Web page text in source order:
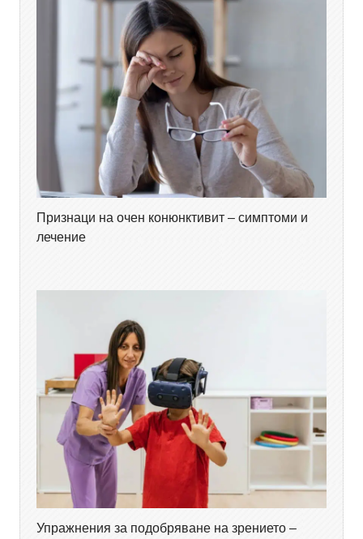
Признаци на очен конюнктивит – симптоми и
лечение
Упражнения за подобряване на зрението –